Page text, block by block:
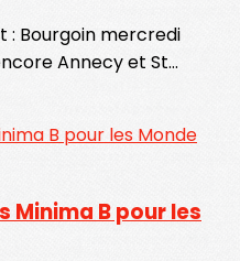
: Bourgoin mercredi
Annecy et St...
Minima B pour les